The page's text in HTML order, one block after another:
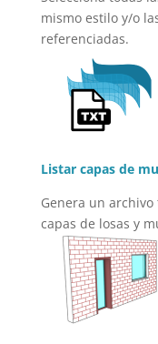
mismo estilo y/o
referenciadas.
Listar capas de
Genera un
capas de losas y